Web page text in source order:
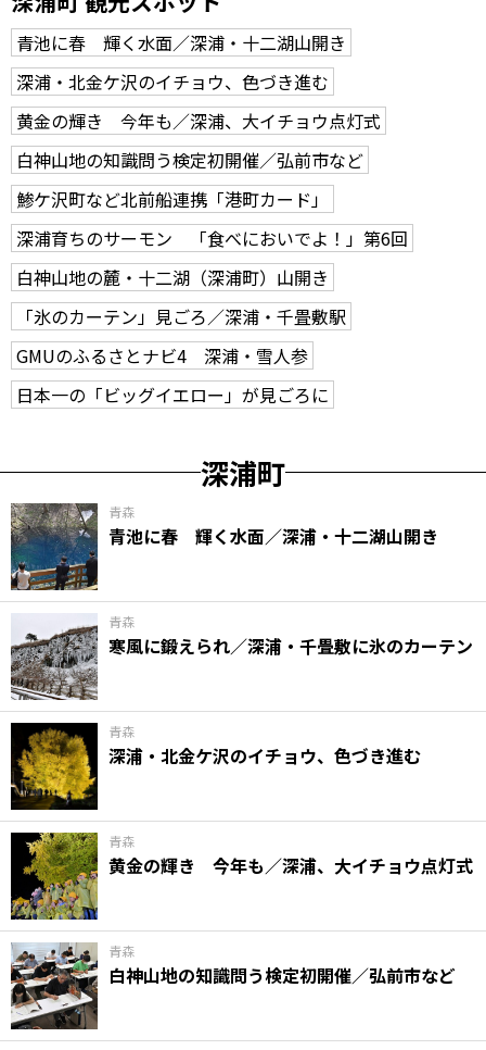
青池に春 輝く水面／深浦・十二湖山開き
深浦・北金ケ沢のイチョウ、色づき進む
黄金の輝き 今年も／深浦、大イチョウ点灯式
白神山地の知識問う検定初開催／弘前市など
鯵ケ沢町など北前船連携「港町カード」
深浦育ちのサーモン 「食べにおいでよ！」第6回
白神山地の麓・十二湖（深浦町）山開き
「氷のカーテン」見ごろ／深浦・千畳敷駅
GMUのふるさとナビ4 深浦・雪人参
日本一の「ビッグイエロー」が見ごろに
深浦町
青森
青池に春 輝く水面／深浦・十二湖山開き
青森
寒風に鍛えられ／深浦・千畳敷に氷のカーテン
青森
深浦・北金ケ沢のイチョウ、色づき進む
青森
黄金の輝き 今年も／深浦、大イチョウ点灯式
青森
白神山地の知識問う検定初開催／弘前市など